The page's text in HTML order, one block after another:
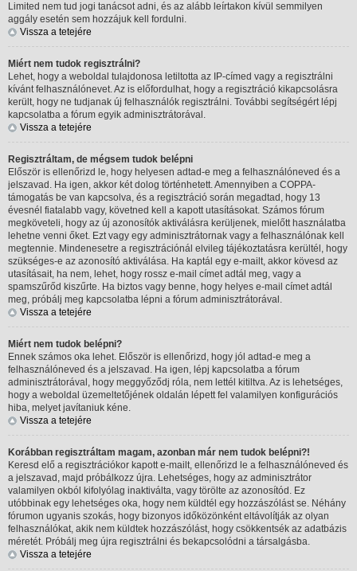
Limited nem tud jogi tanácsot adni, és az alább leírtakon kívül semmilyen
aggály esetén sem hozzájuk kell fordulni.
Vissza a tetejére
Miért nem tudok regisztrálni?
Lehet, hogy a weboldal tulajdonosa letiltotta az IP-címed vagy a regisztrálni
kívánt felhasználónevet. Az is előfordulhat, hogy a regisztráció kikapcsolásra
került, hogy ne tudjanak új felhasználók regisztrálni. További segítségért lépj
kapcsolatba a fórum egyik adminisztrátorával.
Vissza a tetejére
Regisztráltam, de mégsem tudok belépni
Először is ellenőrizd le, hogy helyesen adtad-e meg a felhasználóneved és a
jelszavad. Ha igen, akkor két dolog történhetett. Amennyiben a COPPA-
támogatás be van kapcsolva, és a regisztráció során megadtad, hogy 13
évesnél fiatalabb vagy, követned kell a kapott utasításokat. Számos fórum
megköveteli, hogy az új azonosítók aktiválásra kerüljenek, mielőtt használatba
lehetne venni őket. Ezt vagy egy adminisztrátornak vagy a felhasználónak kell
megtennie. Mindenesetre a regisztrációnál elvileg tájékoztatásra kerültél, hogy
szükséges-e az azonosító aktiválása. Ha kaptál egy e-mailt, akkor kövesd az
utasításait, ha nem, lehet, hogy rossz e-mail címet adtál meg, vagy a
spamszűrőd kiszűrte. Ha biztos vagy benne, hogy helyes e-mail címet adtál
meg, próbálj meg kapcsolatba lépni a fórum adminisztrátorával.
Vissza a tetejére
Miért nem tudok belépni?
Ennek számos oka lehet. Először is ellenőrizd, hogy jól adtad-e meg a
felhasználóneved és a jelszavad. Ha igen, lépj kapcsolatba a fórum
adminisztrátorával, hogy meggyőződj róla, nem lettél kitiltva. Az is lehetséges,
hogy a weboldal üzemeltetőjének oldalán lépett fel valamilyen konfigurációs
hiba, melyet javítaniuk kéne.
Vissza a tetejére
Korábban regisztráltam magam, azonban már nem tudok belépni?!
Keresd elő a regisztrációkor kapott e-mailt, ellenőrizd le a felhasználóneved és
a jelszavad, majd próbálkozz újra. Lehetséges, hogy az adminisztrátor
valamilyen okból kifolyólag inaktiválta, vagy törölte az azonosítód. Ez
utóbbinak egy lehetséges oka, hogy nem küldtél egy hozzászólást se. Néhány
fórumon ugyanis szokás, hogy bizonyos időközönként eltávolítják az olyan
felhasználókat, akik nem küldtek hozzászólást, hogy csökkentsék az adatbázis
méretét. Próbálj meg újra regisztrálni és bekapcsolódni a társalgásba.
Vissza a tetejére